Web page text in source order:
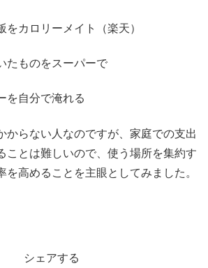
をカロリーメイト（楽天）
たものをスーパーで
を自分で淹れる
からない人なのですが、家庭での支出
ことは難しいので、使う場所を集約す
を高めることを主眼としてみました。
シェアする